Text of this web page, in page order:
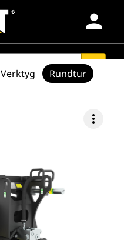
person
search
more_vert
Verktyg Rundtur